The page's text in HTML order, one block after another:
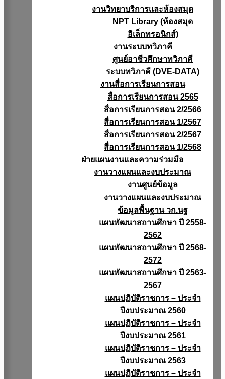
งานวิทยาบริการเเละห้องสมุด
NPT Library (ห้องสมุด
อิเล็กทรอนิกส์)
งานระบบทวิภาคี
ศูนย์อาชีวศึกษาทวิภาคี
ระบบทวิภาคี (DVE-DATA)
งานสื่อการเรียนการสอน
สื่อการเรียนการสอน 2565
สื่อการเรียนการสอน 2/2566
สื่อการเรียนการสอน 1/2567
สื่อการเรียนการสอน 2/2567
สื่อการเรียนการสอน 1/2568
ฝ่ายแผนงานเเละความร่วมมือ
งานวางแผนเเละงบประมาณ
งานศูนย์ข้อมูล
งานวางแผนและงบประมาณ
ข้อมูลพื้นฐาน วก.นฐ
แผนพัฒนาสถานศึกษา ปี 2558-
2562
แผนพัฒนาสถานศึกษา ปี 2568-
2572
แผนพัฒนาสถานศึกษา ปี 2563-
2567
แผนปฏิบัติราชการ – ประจำ
ปีงบประมาณ 2560
แผนปฏิบัติราชการ – ประจำ
ปีงบประมาณ 2561
แผนปฏิบัติราชการ – ประจำ
ปีงบประมาณ 2563
แผนปฏิบัติราชการ – ประจำ